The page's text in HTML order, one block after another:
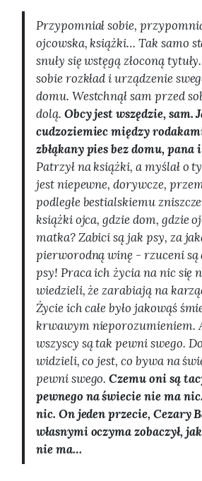
Przypomniał sobie,
ojcowska, książki… Tak samo
snuły się wstęgą złoconą
sobie rozkład i urządzenie
domu. Westchnął sam przed
dolą. Obcy jest wszędzie, sam.
cudzoziemiec między
zbłąkany pies bez domu, pana
Patrzył na książki, a myślał o
jest niepewne, dorywcze,
podległe bestialskiemu
książki ojca, gdzie dom, gdzie
matka? Zabici są jak psy, za
pierworodną winę - rzuceni są
psy! Praca ich życia na nic się
wiedzieli, że zarabiają na
Życie ich całe było jakowąś
krwawym nieporozumieniem.
wszyscy są tak pewni swego.
widzieli, co jest, co bywa na
pewni swego.Czemu oni są
pewnego na świecie nie ma
nic. On jeden przecie, Cezary
własnymi oczyma zobaczył,
nie ma…